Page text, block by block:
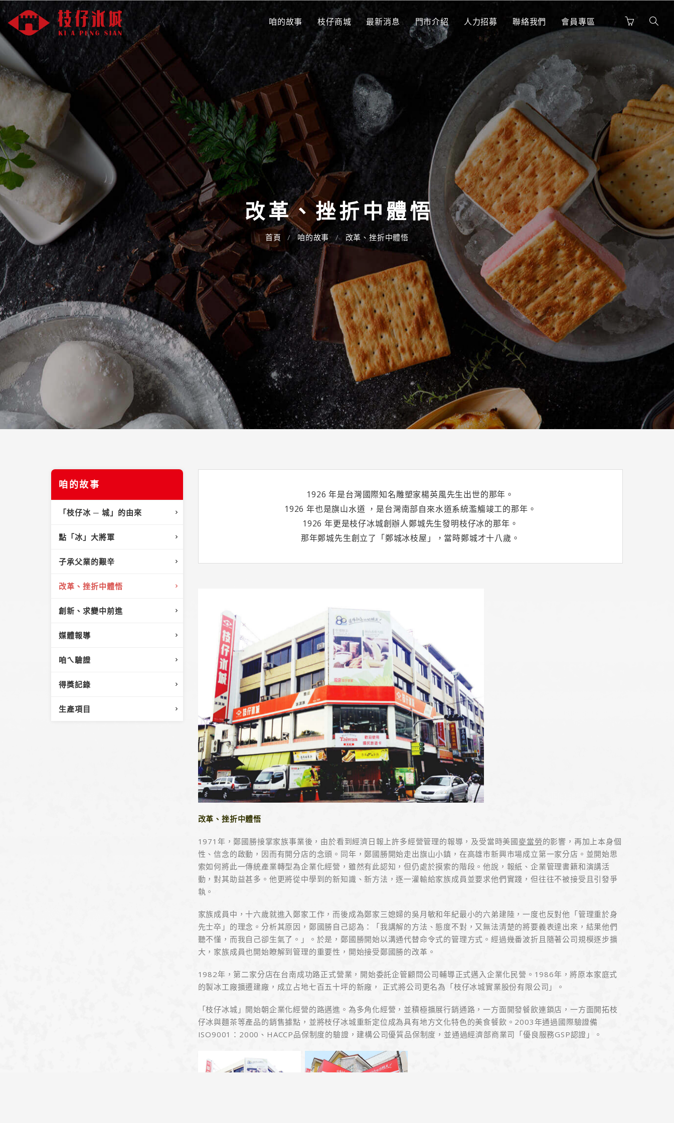
咱的故事 枝仔商城 最新消息 門市介紹 人力招募 聯絡我們 會員專區
改革、挫折中體悟
首頁 咱的故事 改革、挫折中體悟
咱的故事
「枝仔冰 ─ 城」的由來
點「冰」大將軍
子承父業的艱辛
改革、挫折中體悟
創新、求變中前進
媒體報導
咱ㄟ驗證
得獎記錄
生產項目
1926 年是台灣國際知名雕塑家楊英風先生出世的那年。
1926 年也是旗山水道 ，是台灣南部自來水道系統濫觴竣工的那年。
1926 年更是枝仔冰城創辦人鄭城先生發明枝仔冰的那年。
那年鄭城先生創立了「鄭城冰枝屋」，當時鄭城才十八歲。
改革、挫折中體悟
1971年，鄭國勝接掌家族事業後，由於看到經濟日報上許多經營管理的報導，及受當時美國麥當勞的影響，再加上本身個
性、信念的啟動，因而有開分店的念頭。同年，鄭國勝開始走出旗山小鎮，在高雄市新興市場成立第一家分店。並開始思
索如何將此一傳統產業轉型為企業化經營，雖然有此認知，但仍處於摸索的階段。他說，報紙、企業管理書籍和演講活
動，對其助益甚多。他更將從中學到的新知識、新方法，逐一灌輸給家族成員並要求他們實踐，但往往不被接受且引發爭
執。
家族成員中，十六歲就進入鄭家工作，而後成為鄭家三媳婦的吳月敏和年紀最小的六弟建陸，一度也反對他「管理重於身
先士卒」的理念。分析其原因，鄭國勝自己認為：「我講解的方法、態度不對，又無法清楚的將要義表達出來，結果他們
聽不懂，而我自己卻生氣了。」。於是，鄭國勝開始以溝通代替命令式的管理方式。經過幾番波折且隨著公司規模逐步擴
大，家族成員也開始瞭解到管理的重要性，開始接受鄭國勝的改革。
1982年，第二家分店在台南成功路正式營業，開始委託企管顧問公司輔導正式邁入企業化民營。1986年，將原本家庭式
的製冰工廠擴遷建廠，成立占地七百五十坪的新廠， 正式將公司更名為「枝仔冰城實業股份有限公司」。
「枝仔冰城」開始朝企業化經營的路邁進。為多角化經營，並積極擴展行銷通路，一方面開發餐飲連鎖店，一方面開拓枝
仔冰與麵茶等產品的銷售據點，並將枝仔冰城重新定位成為具有地方文化特色的美食餐飲。2003年通過國際驗證備
ISO9001：2000、HACCP品保制度的驗證，建構公司優質品保制度，並通過經濟部商業司「優良服務GSP認證」。